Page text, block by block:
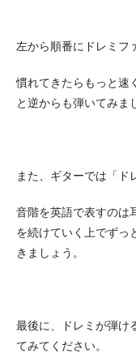
左から順番にドレミフ
慣れてきたらもっと速
と逆からも弾いてみま
また、ギターでは「ド
音階を英語で表すのは
を続けていく上でずっ
きましょう。
最後に、ドレミが弾け
てみてください。